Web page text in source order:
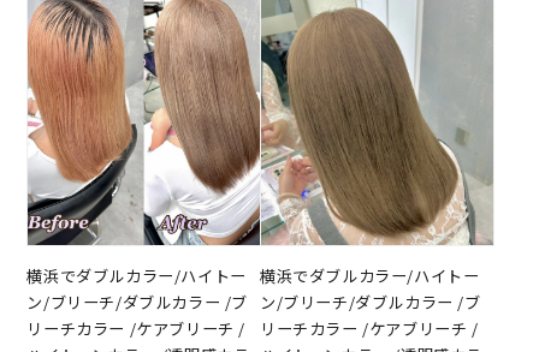
横浜でダブルカラー/ハイトー
ン/ブリーチ/ダブルカラー /ブ
リーチカラー /ケアブリーチ /
横浜でダブルカラー/ハイトー
ン/ブリーチ/ダブルカラー /ブ
リーチカラー /ケアブリーチ /